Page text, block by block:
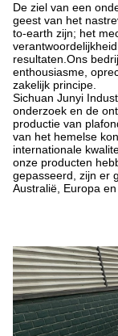
De ziel van een
geest van het
to-earth zijn; het
resultaten.Ons
enthousiasme,
zakelijk principe.
Sichuan Junyi
onderzoek en de
productie van
van het hemelse
internationale
onze producten
gepasseerd, zijn er
Australië, Europa